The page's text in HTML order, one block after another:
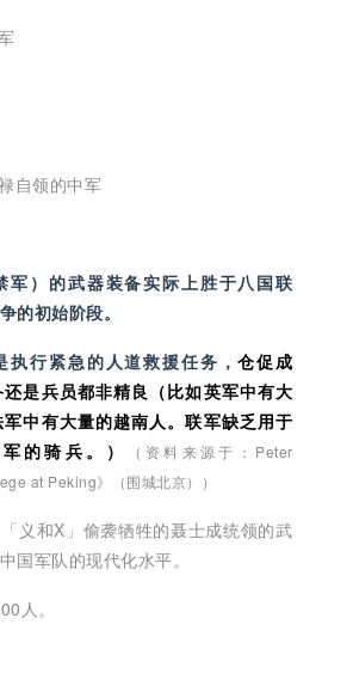
自领的中军
军）的武器装备实际上胜于八国联
的初始阶段。
执行紧急的人道救援任务，仓促成
是兵员都非精良（比如英军中有大
中有大量的越南人。联军缺乏用于
的骑兵。）
（资料来源于：Peter
at Peking》（围城北京））
义和X」偷袭牺牲的聂士成统领的武
国军队的现代化水平。
人。